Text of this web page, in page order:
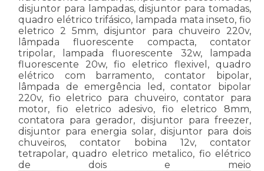
disjuntor para lampadas, disjuntor para tomadas,
quadro elétrico trifásico, lampada mata inseto, fio
eletrico 2 5mm, disjuntor para chuveiro 220v,
lâmpada fluorescente compacta, contator
tripolar, lampada fluorescente 32w, lampada
fluorescente 20w, fio eletrico flexivel, quadro
elétrico com barramento, contator bipolar,
lâmpada de emergência led, contator bipolar
220v, fio eletrico para chuveiro, contator para
motor, fio eletrico adesivo, fio eletrico 8mm,
contatora para gerador, disjuntor para freezer,
disjuntor para energia solar, disjuntor para dois
chuveiros, contator bobina 12v, contator
tetrapolar, quadro eletrico metalico, fio elétrico
de dois e meio